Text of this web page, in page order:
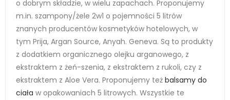
o dobrym składzie, w wielu zapachach. Proponujemy
m.in. szampony/żele 2w1 o pojemności 5 litrów
znanych producentów kosmetyków hotelowych, w
tym Prija, Argan Source, Anyah. Geneva. Są to produkty
z dodatkiem organicznego olejku arganowego, z
ekstraktem z żeń-szenia, z ekstraktem z rukoli, czy z
ekstraktem z Aloe Vera. Proponujemy też balsamy do
ciała w opakowaniach 5 litrowych. Wszystkie te